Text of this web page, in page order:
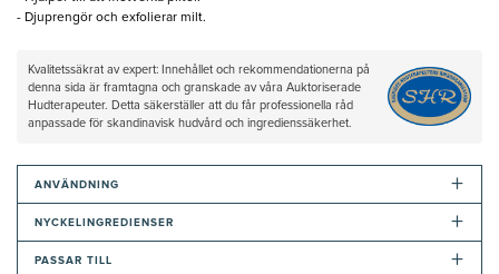
- Djuprengör och exfolierar milt.
Kvalitetssäkrat av expert: Innehållet och rekommendationerna på
denna sida är framtagna och granskade av våra Auktoriserade
Hudterapeuter. Detta säkerställer att du får professionella råd
anpassade för skandinavisk hudvård och ingredienssäkerhet.
ANVÄNDNING +
NYCKELINGREDIENSER +
PASSAR TILL +